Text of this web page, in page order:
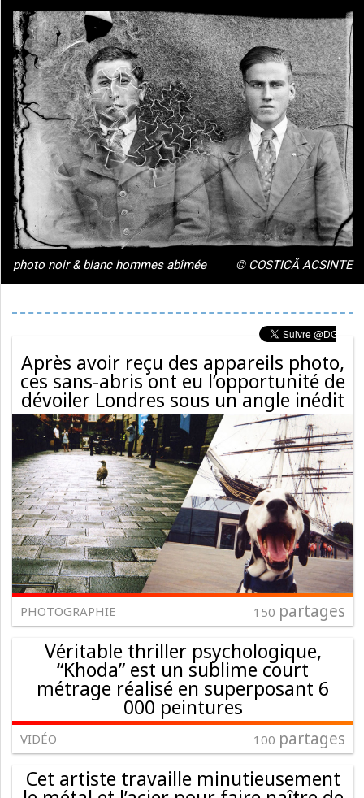
photo noir & blanc hommes abîmée © COSTICĂ ACSINTE
Après avoir reçu des appareils photo,
ces sans-abris ont eu l’opportunité de
dévoiler Londres sous un angle inédit
PHOTOGRAPHIE 150 partages
Véritable thriller psychologique,
“Khoda” est un sublime court
métrage réalisé en superposant 6
000 peintures
VIDÉO 100 partages
Cet artiste travaille minutieusement